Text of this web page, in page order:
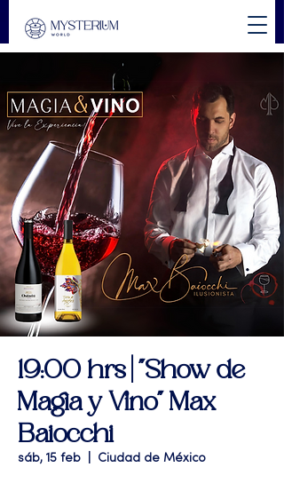
19:00 hrs | "Show de
Magia y Vino" Max
Baiocchi
sáb, 15 feb Ciudad de México